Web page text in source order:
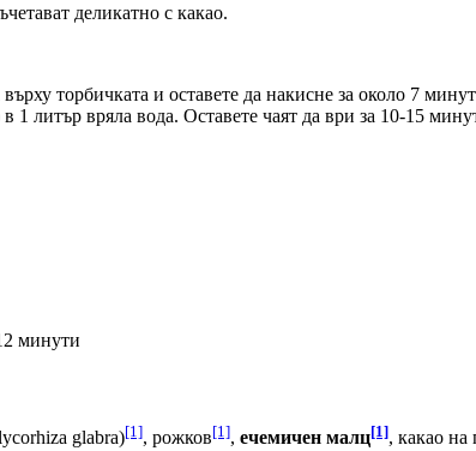
деликатно с какао.
торбичката и оставете да накисне за около 7
литър вряла вода. Оставете чаят да ври за 10-15
минути
glabra)[1], рожков[1], ечемичен малц[1], какао